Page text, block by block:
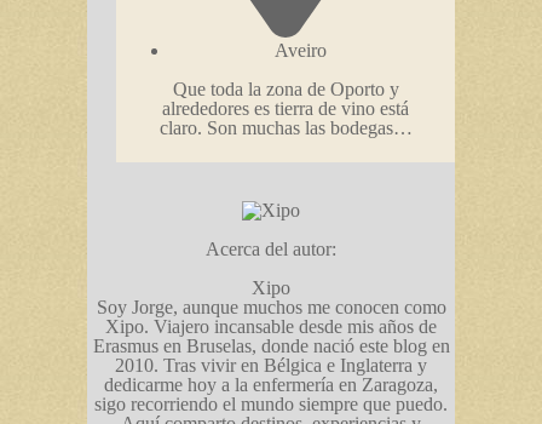
Aveiro
Que toda la zona de Oporto y
alrededores es tierra de vino está
claro. Son muchas las bodegas…
Acerca del autor:
Xipo
Soy Jorge, aunque muchos me conocen como
Xipo. Viajero incansable desde mis años de
Erasmus en Bruselas, donde nació este blog en
2010. Tras vivir en Bélgica e Inglaterra y
dedicarme hoy a la enfermería en Zaragoza,
sigo recorriendo el mundo siempre que puedo.